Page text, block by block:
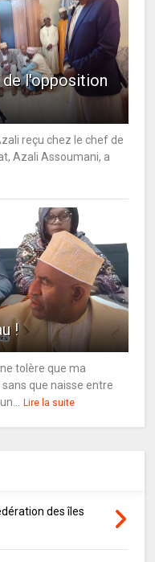
l'opposition
reçu chez le chef de
Azali Assoumani, a
!
tolère que ma
que naisse entre
Lire la suite
des îles